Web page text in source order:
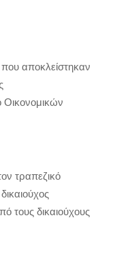
που αποκλείστηκαν
τραπεζικό
τους δικαιούχους